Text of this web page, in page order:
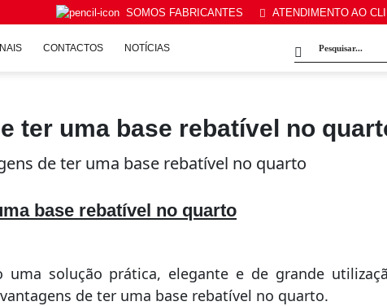
SOMOS FABRICANTES ATENDIMENTO AO
CONTACTOS NOTÍCIAS
ter uma base rebatível no
base rebatível no quarto
uma solução prática, elegante e de grande
de ter uma base rebatível no quarto.